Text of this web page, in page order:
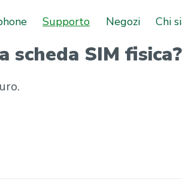
Supporto Negozi Chi
scheda SIM fisica?